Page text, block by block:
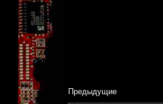
Предыдущие